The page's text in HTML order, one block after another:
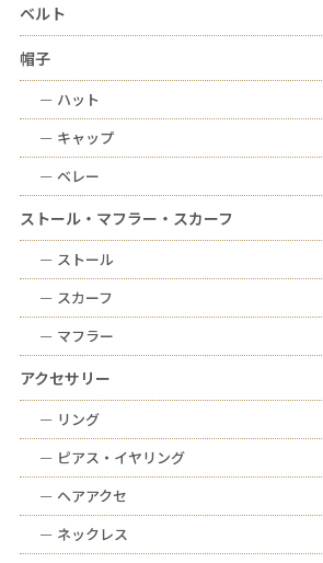
ベルト
帽子
ー ハット
ー キャップ
ー ベレー
ストール・マフラー・スカーフ
ー ストール
ー スカーフ
ー マフラー
アクセサリー
ー リング
ー ピアス・イヤリング
ー ヘアアクセ
ー ネックレス